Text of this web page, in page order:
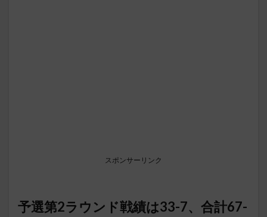
スポンサーリンク
予選第2ラウンド戦績は33-7、合計67-